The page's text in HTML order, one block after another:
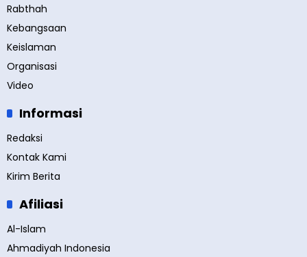
Rabthah
Kebangsaan
Keislaman
Organisasi
Video
Informasi
Redaksi
Kontak Kami
Kirim Berita
Afiliasi
Al-Islam
Ahmadiyah Indonesia